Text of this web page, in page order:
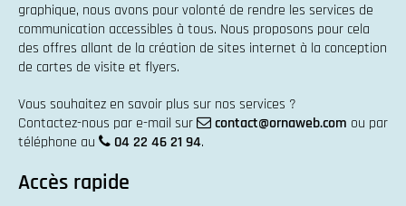
graphique, nous avons pour volonté de rendre les services de
communication accessibles à tous. Nous proposons pour cela
des offres allant de la création de sites internet à la conception
de cartes de visite et flyers.
Vous souhaitez en savoir plus sur nos services ?
Contactez-nous par e-mail sur
contact@ornaweb.com ou par
téléphone au
04 22 46 21 94.
Accès rapide